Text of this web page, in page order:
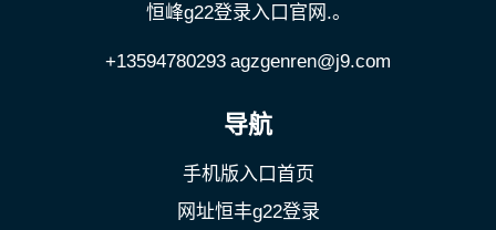
恒峰g22登录入口官网.。
+13594780293 agzgenren@j9.com
导航
手机版入口首页
网址恒丰g22登录